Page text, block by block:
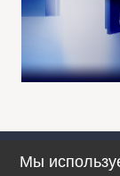
Мы